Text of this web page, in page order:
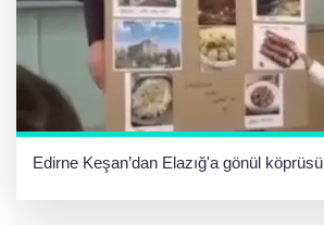
Edirne Keşan’dan Elazığ'a gönül köprüsü